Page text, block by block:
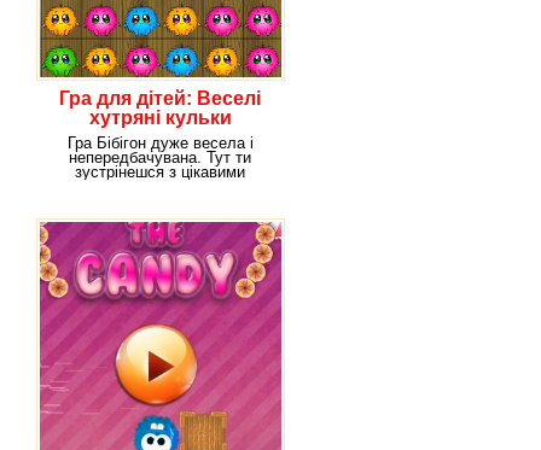
Гра для дітей: Веселі
хутряні кульки
Гра Бібігон дуже весела і
непередбачувана. Тут ти
зустрінешся з цікавими